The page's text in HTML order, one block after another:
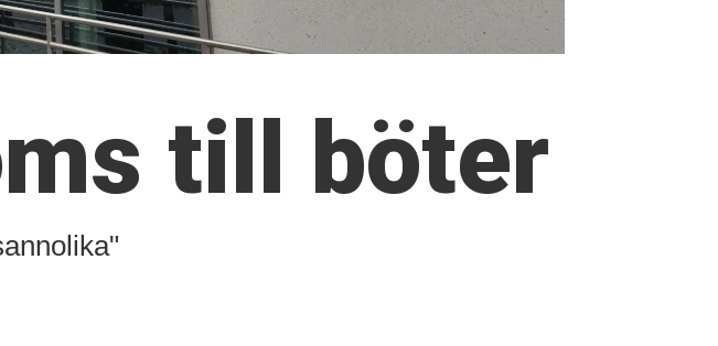
till böter